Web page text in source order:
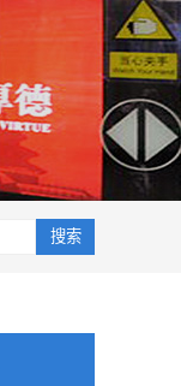
搜索